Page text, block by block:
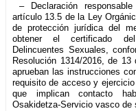
– Declaración
artículo 13.5 de la Ley
de protección jurídica del
obtener el certificado
Delincuentes Sexuales,
Resolución 1314/2016, de
aprueban las instrucciones
requisito de acceso y
que implican contacto
Osakidetza-Servicio vasco de